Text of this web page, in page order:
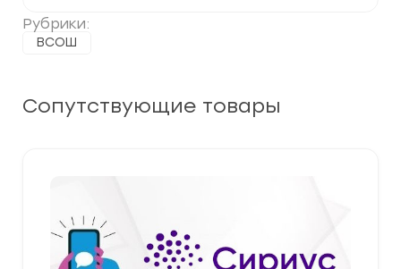
Рубрики:
ВСОШ
Сопутствующие товары